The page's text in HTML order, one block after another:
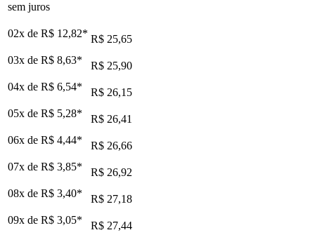
sem juros
02x de R$ 12,82* R$ 25,65
03x de R$ 8,63*
R$ 25,90
04x de R$ 6,54*
R$ 26,15
05x de R$ 5,28*
R$ 26,41
06x de R$ 4,44*
R$ 26,66
07x de R$ 3,85*
R$ 26,92
08x de R$ 3,40*
R$ 27,18
09x de R$ 3,05*
R$ 27,44